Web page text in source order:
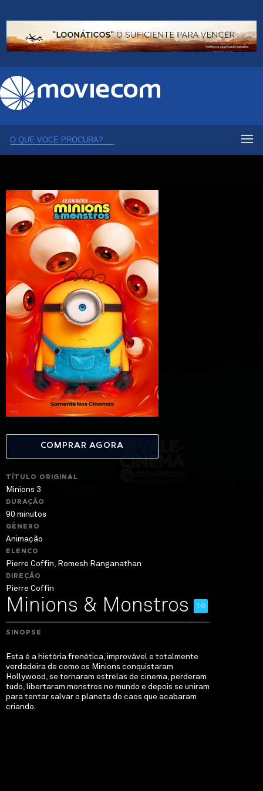
COMPRAR AGORA
TÍTULO ORIGINAL
Minions 3
DURAÇÃO
90 minutos
GÊNERO
Animação
ELENCO
Pierre Coffin, Romesh Ranganathan
DIREÇÃO
Pierre Coffin
Minions & Monstros 10
SINOPSE
Esta é a história frenética, improvável e totalmente
verdadeira de como os Minions conquistaram
Hollywood, se tornaram estrelas de cinema, perderam
tudo, libertaram monstros no mundo e depois se uniram
para tentar salvar o planeta do caos que acabaram
criando.